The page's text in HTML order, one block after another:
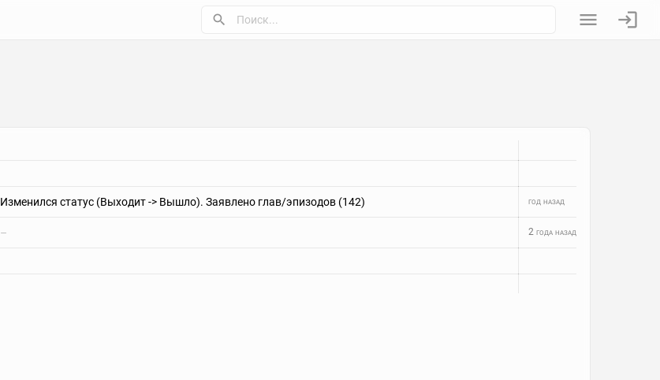
Изменился статус (Выходит -> Вышло). Заявлено глав/эпизодов (142) год назад
– 2 года назад